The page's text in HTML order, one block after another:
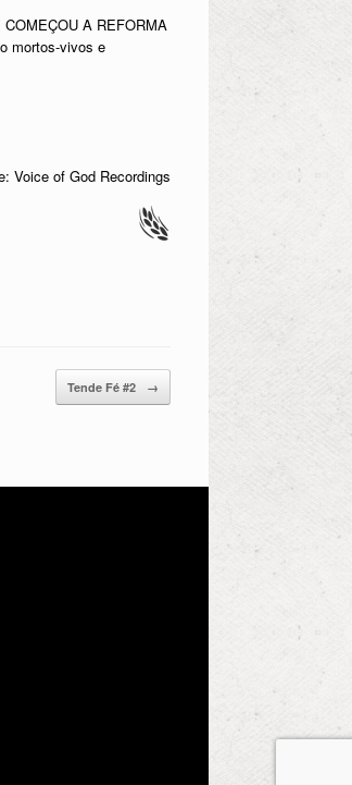
A REFORMA
mortos-vivos e
Voice of God Recordings
Tende Fé #2 →